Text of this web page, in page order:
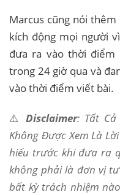
Marcus cũng nói
kích động mọi người
đưa ra vào thời điểm
trong 24 giờ qua và
vào thời điểm viết bài.
⚠️Disclaimer: Tất Cả
Không Được Xem Là
hiểu trước khi đưa ra
không phải là đơn vị
bất kỳ trách nhiệm